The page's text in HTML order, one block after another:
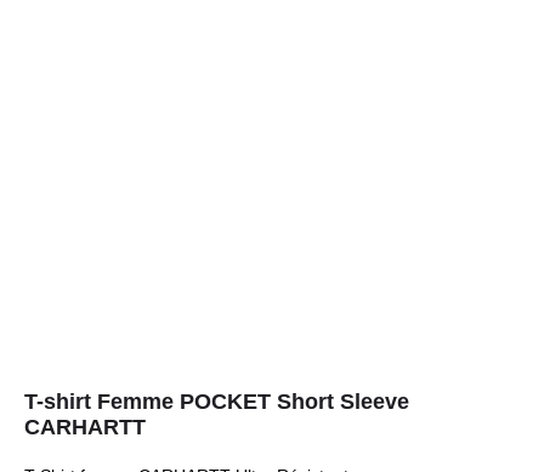
T-shirt Femme POCKET Short Sleeve
CARHARTT